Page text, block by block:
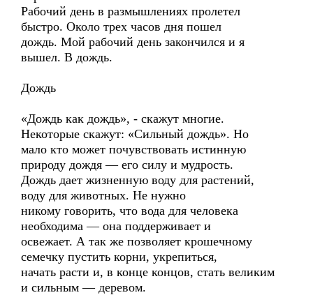
Рабочий день в размышлениях пролетел
быстро. Около трех часов дня пошел
дождь. Мой рабочий день закончился и я
вышел. В дождь.
Дождь
«Дождь как дождь», - скажут многие.
Некоторые скажут: «Сильный дождь». Но
мало кто может почувствовать истинную
природу дождя — его силу и мудрость.
Дождь дает жизненную воду для растений,
воду для животных. Не нужно
никому говорить, что вода для человека
необходима — она поддерживает и
освежает. А так же позволяет крошечному
семечку пустить корни, укрепиться,
начать расти и, в конце концов, стать великим
и сильным — деревом.